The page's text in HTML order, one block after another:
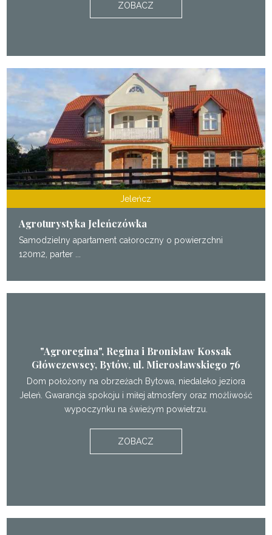
ZOBACZ
Jeleńcz
Agroturystyka Jeleńczówka
Samodzielny apartament całoroczny o powierzchni
120m2, parter ...
"Agroregina", Regina i Bronisław Kossak
Główczewscy, Bytów, ul. Mierosławskiego 76
Dom położony na obrzeżach Bytowa, niedaleko jeziora
Jeleń. Gwarancja spokoju i miłej atmosfery oraz możliwość
wypoczynku na świeżym powietrzu.
ZOBACZ